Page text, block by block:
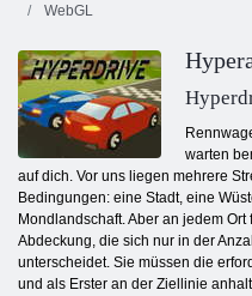
WebGL
warten
auf dich. Vor uns liegen mehrere
Bedingungen: eine Stadt, eine
Mondlandschaft. Aber an jedem
Abdeckung, die sich nur in der
unterscheidet. Sie müssen die
und als Erster an der Ziellinie